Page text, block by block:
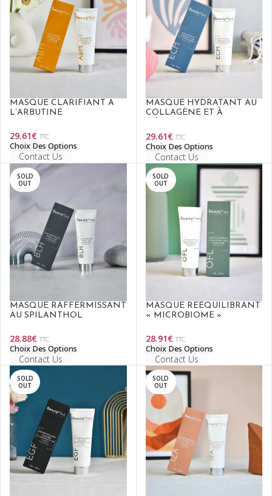
MASQUE CLARIFIANT À
L’ARBUTINE
29.61€ TTC
Choix Des Options
Contact Us
MASQUE HYDRATANT AU
COLLAGÈNE ET À
29.61€ TTC
Choix Des Options
Contact Us
SOLD
OUT
MASQUE RAFFERMISSANT
AU SPILANTHOL
28.88€ TTC
Choix Des Options
Contact Us
SOLD
OUT
MASQUE RÉÉQUILIBRANT
« MICROBIOME »
28.91€ TTC
Choix Des Options
Contact Us
SOLD
OUT
SOLD
OUT